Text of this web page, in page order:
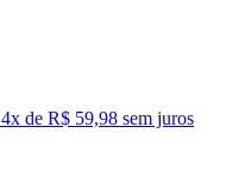
4x de R$ 59,98 sem juros